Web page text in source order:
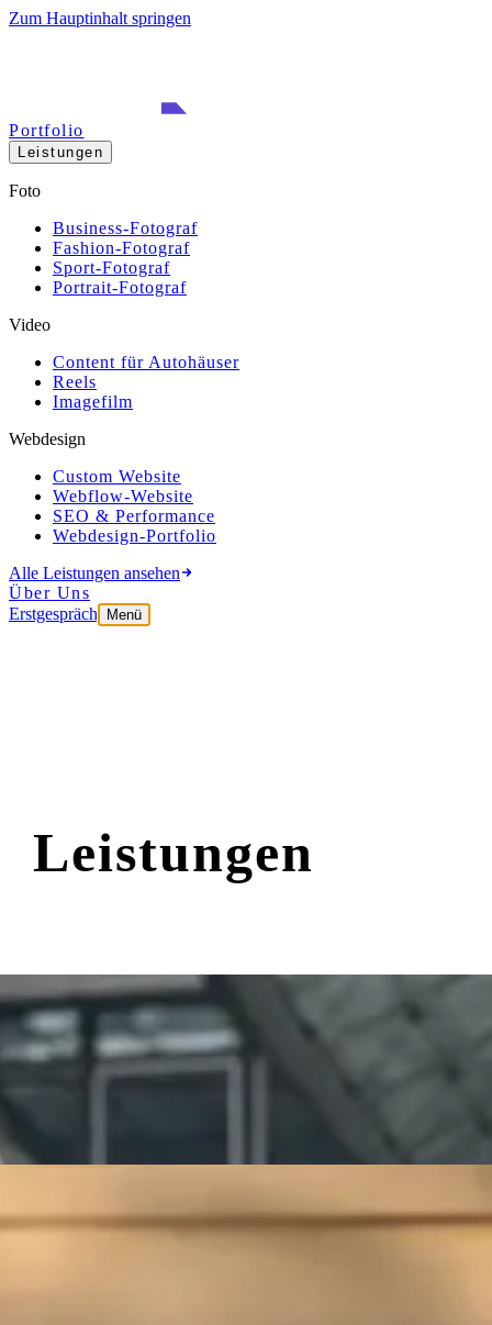
Zum Hauptinhalt springen
Portfolio
Leistungen
Foto
Business-Fotograf
Fashion-Fotograf
Sport-Fotograf
Portrait-Fotograf
Video
Content für Autohäuser
Reels
Imagefilm
Webdesign
Custom Website
Webflow-Website
SEO & Performance
Webdesign-Portfolio
Alle Leistungen ansehen
Über Uns
Erstgespräch
Menü
Leistungen
Creation